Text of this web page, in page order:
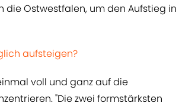
Ostwestfalen, um den Aufstieg in
aufsteigen?
voll und ganz auf die
"Die zwei formstärksten